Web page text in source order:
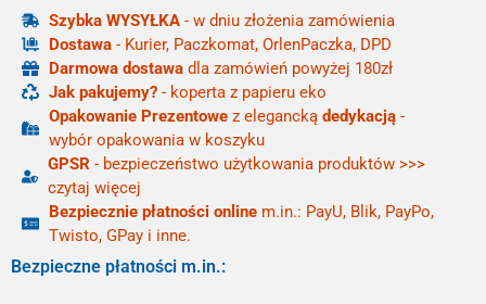
Szybka WYSYŁKA - w dniu złożenia zamówienia
Dostawa - Kurier, Paczkomat, OrlenPaczka, DPD
Darmowa dostawa dla zamówień powyżej 180zł
Jak pakujemy? - koperta z papieru eko
Opakowanie Prezentowe z elegancką dedykacją -
wybór opakowania w koszyku
GPSR - bezpieczeństwo użytkowania produktów >>>
czytaj więcej
Bezpiecznie płatności online m.in.: PayU, Blik, PayPo,
Twisto, GPay i inne.
Bezpieczne płatności m.in.: